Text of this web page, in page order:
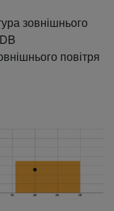
зовнішнього
повітря